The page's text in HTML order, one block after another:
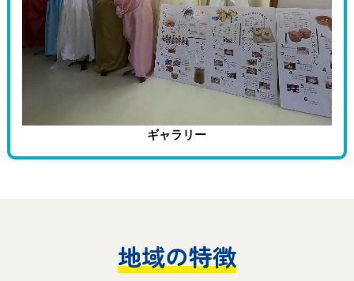
ギャラリー
地域の特徴